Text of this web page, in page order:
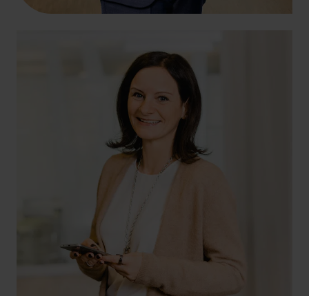
julia.schneider@hlb-ddp.de